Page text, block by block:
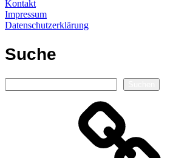
Kontakt
Impressum
Datenschutzerklärung
Suche